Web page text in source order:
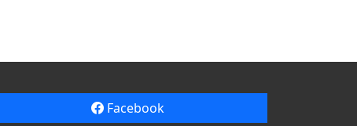
Facebook